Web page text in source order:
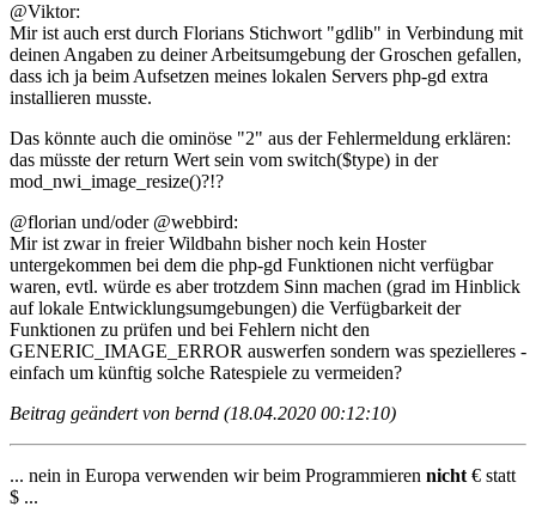
@Viktor:
Mir ist auch erst durch Florians Stichwort "gdlib" in Verbindung mit
deinen Angaben zu deiner Arbeitsumgebung der Groschen gefallen,
dass ich ja beim Aufsetzen meines lokalen Servers php-gd extra
installieren musste.
Das könnte auch die ominöse "2" aus der Fehlermeldung erklären:
das müsste der return Wert sein vom switch($type) in der
mod_nwi_image_resize()?!?
@florian und/oder @webbird:
Mir ist zwar in freier Wildbahn bisher noch kein Hoster
untergekommen bei dem die php-gd Funktionen nicht verfügbar
waren, evtl. würde es aber trotzdem Sinn machen (grad im Hinblick
auf lokale Entwicklungsumgebungen) die Verfügbarkeit der
Funktionen zu prüfen und bei Fehlern nicht den
GENERIC_IMAGE_ERROR auswerfen sondern was spezielleres -
einfach um künftig solche Ratespiele zu vermeiden?
Beitrag geändert von bernd (18.04.2020 00:12:10)
... nein in Europa verwenden wir beim Programmieren nicht € statt
$ ...